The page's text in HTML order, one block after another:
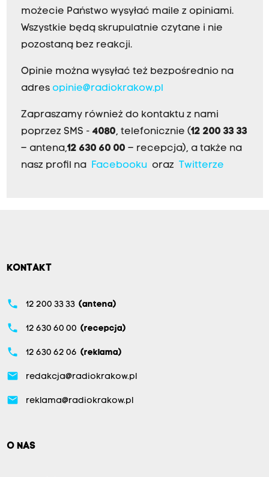
możecie Państwo wysyłać maile z opiniami.
Wszystkie będą skrupulatnie czytane i nie
pozostaną bez reakcji.
Opinie można wysyłać też bezpośrednio na
adres opinie@radiokrakow.pl
Zapraszamy również do kontaktu z nami
poprzez SMS - 4080, telefonicznie (12 200 33 33
– antena,12 630 60 00 – recepcja), a także na
nasz profil na
Facebookuoraz Twitterze
KONTAKT
phone 12 200 33 33 (antena)
phone 12 630 60 00 (recepcja)
phone 12 630 62 06 (reklama)
email redakcja@radiokrakow.pl
email reklama@radiokrakow.pl
O NAS